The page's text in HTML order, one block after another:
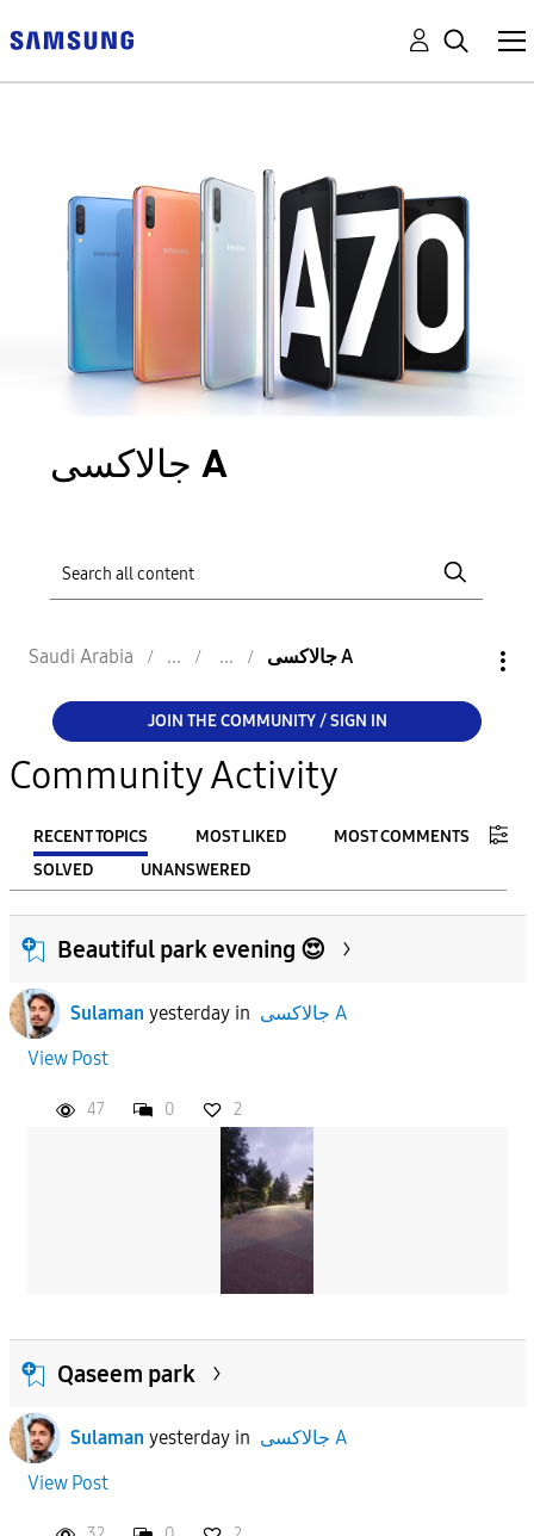
جالاكسى A
Saudi Arabia جالاكسى A
JOIN THE COMMUNITY / SIGN IN
Community Activity
RECENT TOPICS MOST LIKED
MOST COMMENTS
SOLVED
UNANSWERED
FILTER:
From
To
Beautiful park evening 😍
Sulaman yesterdayin
جالاكسى A
View Post
47 0 2
Qaseem park
Sulaman yesterdayin
جالاكسى A
View Post